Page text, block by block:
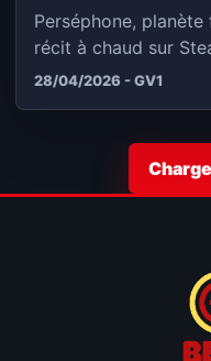
Perséphone,
récit à chaud sur
28/04/2026 - GV1